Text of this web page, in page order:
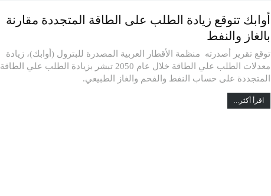
أوابك تتوقع زيادة الطلب على الطاقة المتجددة مقارنة
بالغاز والنفط
توقع تقرير أصدرته منظمة الأقطار العربية المصدرة للبترول (أوابك)، زيادة
معدلات الطلب علي الطاقة خلال عام 2050 تبشر بزيادة الطلب علي الطاقة
المتجددة على حساب النفط والفحم والغاز الطبيعي.
اقرأ أكثر...